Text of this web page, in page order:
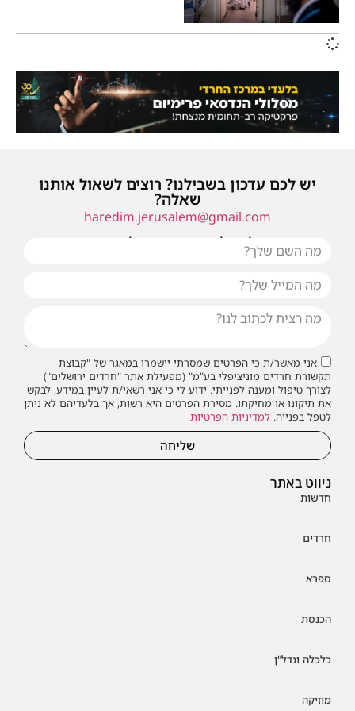
ניווט באתר
חדשות
חרדים
ספרא
הכנסת
כלכלה ונדל"ן
מוזיקה
יש לכם עדכון בשבילנו? רוצים לשאול אותנו
שאלה?
haredim.jerusalem@gmail.com
או שילחו אלינו פנייה ונחזור אליכם בהקדם
אני מאשר/ת כי הפרטים שמסרתי יישמרו במאגר של "קבוצת
תקשורת חרדים מוניציפלי בע"מ" (מפעילת אתר "חרדים ירושלים")
לצורך טיפול ומענה לפנייתי. ידוע לי כי אני רשאי/ת לעיין במידע, לבקש
את תיקונו או מחיקתו. מסירת הפרטים היא רשות, אך בלעדיהם לא ניתן
לטפל בפנייה. למדיניות הפרטיות.
שליחה